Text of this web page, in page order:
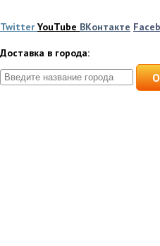
Twitter YouTube ВКонтакте
Доставка в города: